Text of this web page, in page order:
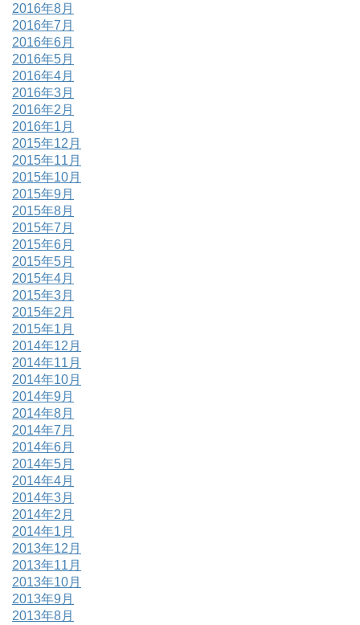
2016年8月
2016年7月
2016年6月
2016年5月
2016年4月
2016年3月
2016年2月
2016年1月
2015年12月
2015年11月
2015年10月
2015年9月
2015年8月
2015年7月
2015年6月
2015年5月
2015年4月
2015年3月
2015年2月
2015年1月
2014年12月
2014年11月
2014年10月
2014年9月
2014年8月
2014年7月
2014年6月
2014年5月
2014年4月
2014年3月
2014年2月
2014年1月
2013年12月
2013年11月
2013年10月
2013年9月
2013年8月